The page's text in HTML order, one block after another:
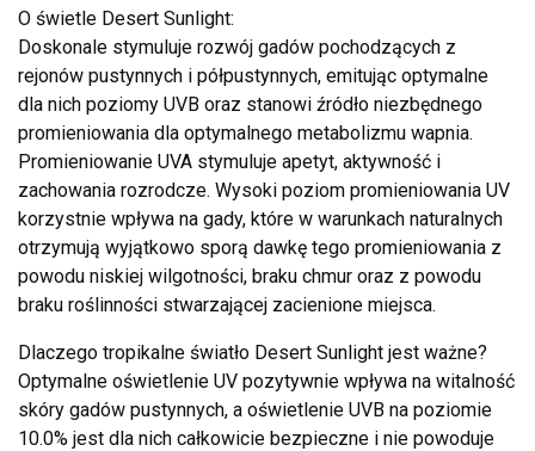
O świetle Desert Sunlight:
Doskonale stymuluje rozwój gadów pochodzących z
rejonów pustynnych i półpustynnych, emitując optymalne
dla nich poziomy UVB oraz stanowi źródło niezbędnego
promieniowania dla optymalnego metabolizmu wapnia.
Promieniowanie UVA stymuluje apetyt, aktywność i
zachowania rozrodcze. Wysoki poziom promieniowania UV
korzystnie wpływa na gady, które w warunkach naturalnych
otrzymują wyjątkowo sporą dawkę tego promieniowania z
powodu niskiej wilgotności, braku chmur oraz z powodu
braku roślinności stwarzającej zacienione miejsca.
Dlaczego tropikalne światło Desert Sunlight jest ważne?
Optymalne oświetlenie UV pozytywnie wpływa na witalność
skóry gadów pustynnych, a oświetlenie UVB na poziomie
10.0% jest dla nich całkowicie bezpieczne i nie powoduje